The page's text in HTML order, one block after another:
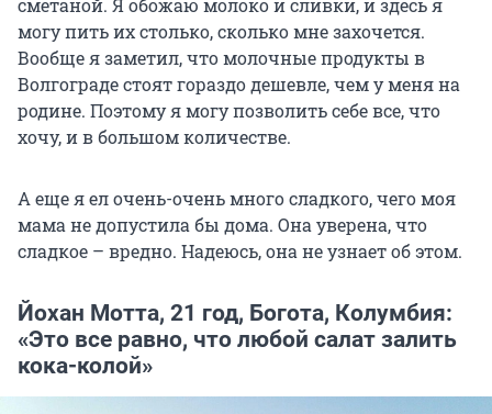
сметаной. Я обожаю молоко и сливки, и здесь я
могу пить их столько, сколько мне захочется.
Вообще я заметил, что молочные продукты в
Волгограде стоят гораздо дешевле, чем у меня на
родине. Поэтому я могу позволить себе все, что
хочу, и в большом количестве.
А еще я ел очень-очень много сладкого, чего моя
мама не допустила бы дома. Она уверена, что
сладкое – вредно. Надеюсь, она не узнает об этом.
Йохан Мотта, 21 год, Богота, Колумбия:
«Это все равно, что любой салат залить
кока-колой»